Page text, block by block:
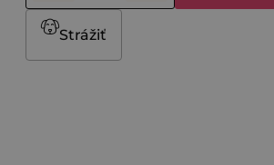
Strážiť